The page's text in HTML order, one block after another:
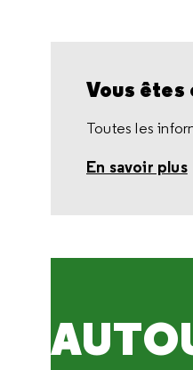
Vous êtes
Toutes les
En savoir plus